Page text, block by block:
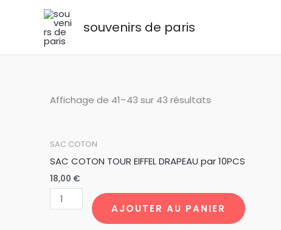
souvenirs de paris
Affichage de 41–43 sur 43 résultats
SAC COTON
SAC COTON TOUR EIFFEL DRAPEAU par 10PCS
18,00 €
quantité
de
SAC
COTON
TOUR
AJOUTER AU PANIER